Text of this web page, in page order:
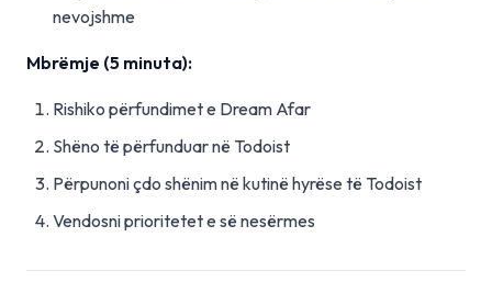
nevojshme
Mbrëmje (5 minuta):
Rishiko përfundimet e Dream Afar
Shëno të përfunduar në Todoist
Përpunoni çdo shënim në kutinë hyrëse të Todoist
Vendosni prioritetet e së nesërmes